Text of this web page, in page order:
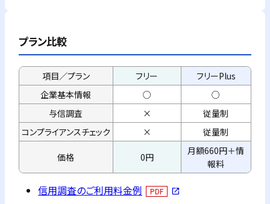
プラン比較
項目／プラン フリー
フリーPlus
企業基本情報
○
○
与信調査
×
従量制
コンプライアンスチェック × 従量制
価格 0円
月額660円＋情
報料
信用調査のご利用料金例 PDF open_in_new